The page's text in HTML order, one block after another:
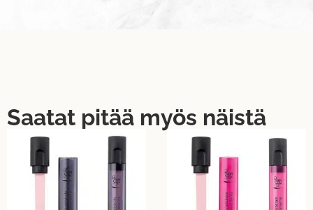
Saatat pitää myös näistä